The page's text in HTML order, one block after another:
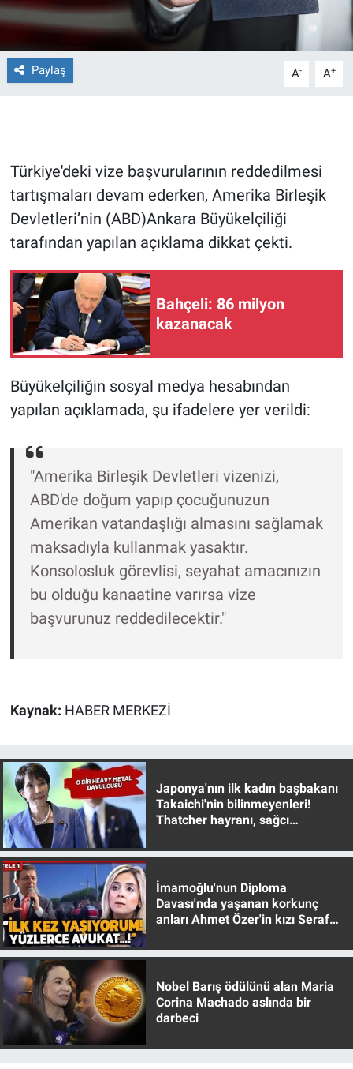
Paylaş A- A+
Türkiye'deki vize başvurularının reddedilmesi
tartışmaları devam ederken, Amerika Birleşik
Devletleri’nin (ABD)Ankara Büyükelçiliği
tarafından yapılan açıklama dikkat çekti.
Bahçeli: 86 milyon
kazanacak
Büyükelçiliğin sosyal medya hesabından
yapılan açıklamada, şu ifadelere yer verildi:
"Amerika Birleşik Devletleri vizenizi,
ABD'de doğum yapıp çocuğunuzun
Amerikan vatandaşlığı almasını sağlamak
maksadıyla kullanmak yasaktır.
Konsolosluk görevlisi, seyahat amacınızın
bu olduğu kanaatine varırsa vize
başvurunuz reddedilecektir."
Kaynak: HABER MERKEZİ
Japonya'nın ilk kadın başbakanı
Takaichi'nin bilinmeyenleri!
Thatcher hayranı, sağcı
İmamoğlu'nun Diploma
Davası'nda yaşanan korkunç
anları Ahmet Özer'in kızı Seraf
Nobel Barış ödülünü alan Maria
Corina Machado aslında bir
darbeci
Gün Ortası
Günün görüntüsü
İlan
Kimdir
Koronavirüs
Kültür Sanat
Ne demişti
Popüler
Programlar
Spor
Teknoloji
Türkiye'nin Geleceği
Canlı Yayın